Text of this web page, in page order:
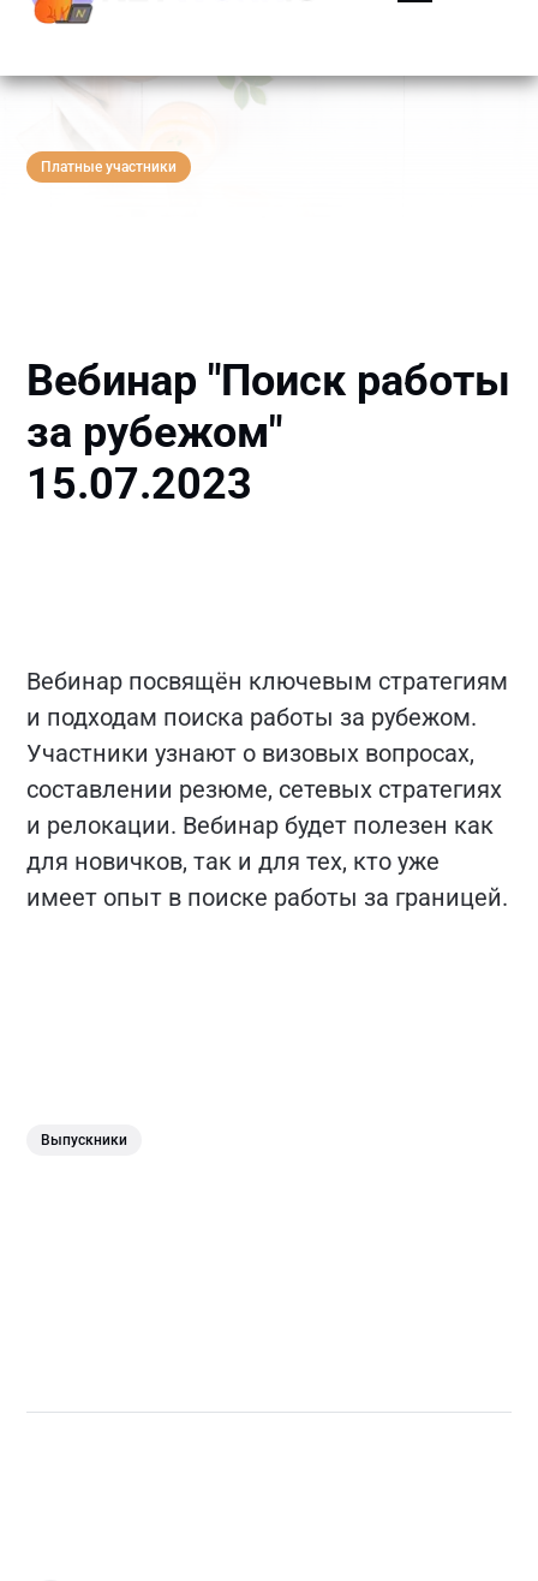
Платные участники
Вебинар "Поиск работы
за рубежом"
15.07.2023
Вебинар посвящён ключевым стратегиям
и подходам поиска работы за рубежом.
Участники узнают о визовых вопросах,
составлении резюме, сетевых стратегиях
и релокации. Вебинар будет полезен как
для новичков, так и для тех, кто уже
имеет опыт в поиске работы за границей.
Выпускники